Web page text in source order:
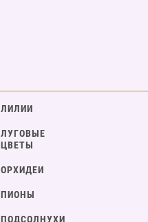
ЛИЛИИ
ЛУГОВЫЕ
ЦВЕТЫ
ОРХИДЕИ
ПИОНЫ
ПОДСОЛНУХИ